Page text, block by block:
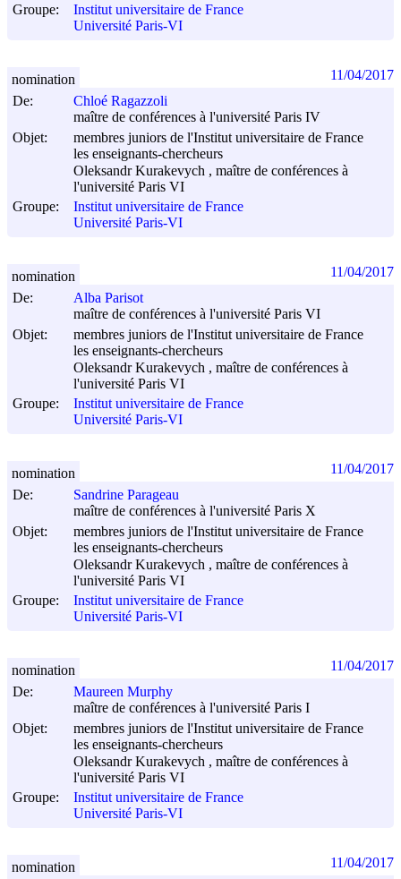
Groupe:
Institut universitaire de France
Université Paris-VI
De:
Chloé Ragazzoli
maître de conférences à l'université Paris IV
Objet:
membres juniors de l'Institut universitaire de France
les enseignants-chercheurs
Oleksandr Kurakevych , maître de conférences à
l'université Paris VI
Groupe:
Institut universitaire de France
Université Paris-VI
nomination 11/04/2017
De:
Alba Parisot
maître de conférences à l'université Paris VI
Objet:
membres juniors de l'Institut universitaire de France
les enseignants-chercheurs
Oleksandr Kurakevych , maître de conférences à
l'université Paris VI
Groupe:
Institut universitaire de France
Université Paris-VI
nomination 11/04/2017
De:
Sandrine Parageau
maître de conférences à l'université Paris X
Objet:
membres juniors de l'Institut universitaire de France
les enseignants-chercheurs
Oleksandr Kurakevych , maître de conférences à
l'université Paris VI
Groupe:
Institut universitaire de France
Université Paris-VI
nomination 11/04/2017
De:
Maureen Murphy
maître de conférences à l'université Paris I
Objet:
membres juniors de l'Institut universitaire de France
les enseignants-chercheurs
Oleksandr Kurakevych , maître de conférences à
l'université Paris VI
Groupe:
Institut universitaire de France
Université Paris-VI
nomination 11/04/2017
nomination 11/04/2017